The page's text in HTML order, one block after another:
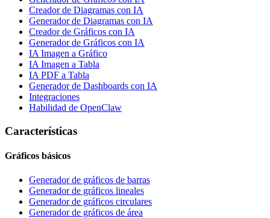
Creador de Diagramas con IA
Generador de Diagramas con IA
Creador de Gráficos con IA
Generador de Gráficos con IA
IA Imagen a Gráfico
IA Imagen a Tabla
IA PDF a Tabla
Generador de Dashboards con IA
Integraciones
Habilidad de OpenClaw
Características
Gráficos básicos
Generador de gráficos de barras
Generador de gráficos lineales
Generador de gráficos circulares
Generador de gráficos de área